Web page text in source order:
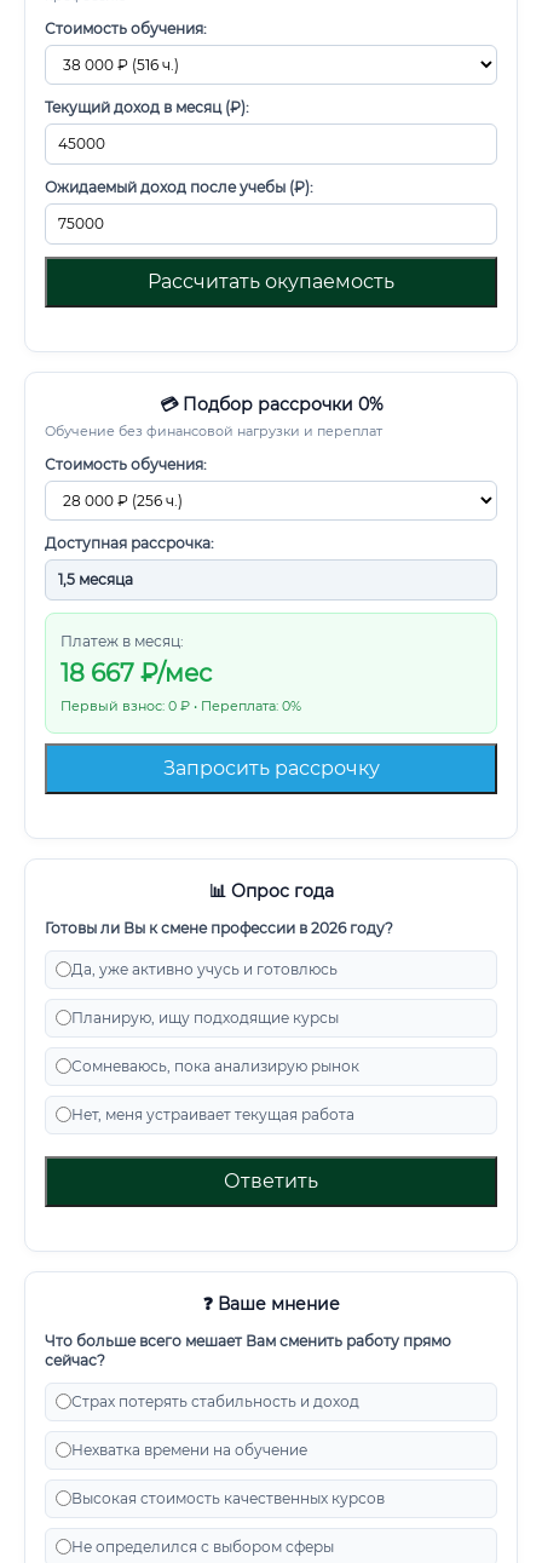
Стоимость обучения:
Текущий доход в месяц (₽):
Ожидаемый доход после учебы (₽):
Рассчитать окупаемость
💳 Подбор рассрочки 0%
Обучение без финансовой нагрузки и переплат
Стоимость обучения:
Доступная рассрочка:
Платеж в месяц:
18 667 ₽/мес
Первый взнос: 0 ₽ • Переплата: 0%
Запросить рассрочку
📊 Опрос года
Готовы ли Вы к смене профессии в 2026 году?
Да, уже активно учусь и готовлюсь
Планирую, ищу подходящие курсы
Сомневаюсь, пока анализирую рынок
Нет, меня устраивает текущая работа
Ответить
❓ Ваше мнение
Что больше всего мешает Вам сменить работу прямо
сейчас?
Страх потерять стабильность и доход
Нехватка времени на обучение
Высокая стоимость качественных курсов
Не определился с выбором сферы